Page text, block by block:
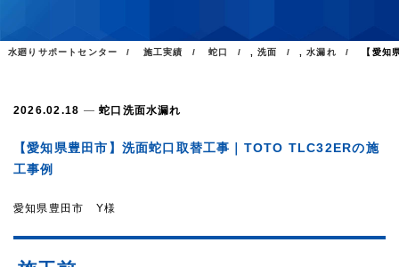
水廻りサポートセンター 施工実績 蛇口 ,洗面 ,水漏れ 【愛知
2026.02.18 蛇口 洗面水漏れ
【愛知県豊田市】洗面蛇口取替工事｜TOTO TLC32ERの施
工事例
愛知県豊田市 Y様